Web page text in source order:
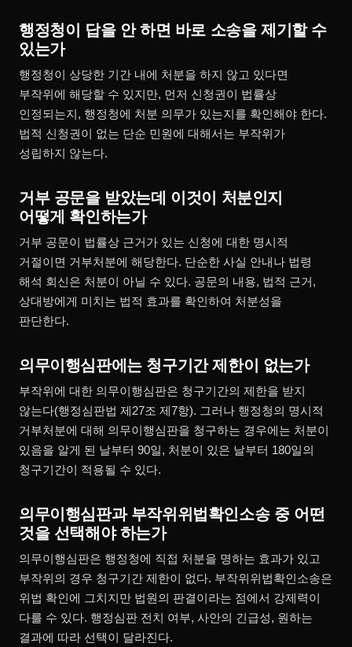
행정청이 답을 안 하면 바로 소송을 제기할 수
있는가
행정청이 상당한 기간 내에 처분을 하지 않고 있다면
부작위에 해당할 수 있지만, 먼저 신청권이 법률상
인정되는지, 행정청에 처분 의무가 있는지를 확인해야 한다.
법적 신청권이 없는 단순 민원에 대해서는 부작위가
성립하지 않는다.
거부 공문을 받았는데 이것이 처분인지
어떻게 확인하는가
거부 공문이 법률상 근거가 있는 신청에 대한 명시적
거절이면 거부처분에 해당한다. 단순한 사실 안내나 법령
해석 회신은 처분이 아닐 수 있다. 공문의 내용, 법적 근거,
상대방에게 미치는 법적 효과를 확인하여 처분성을
판단한다.
의무이행심판에는 청구기간 제한이 없는가
부작위에 대한 의무이행심판은 청구기간의 제한을 받지
않는다(행정심판법 제27조 제7항). 그러나 행정청의 명시적
거부처분에 대해 의무이행심판을 청구하는 경우에는 처분이
있음을 알게 된 날부터 90일, 처분이 있은 날부터 180일의
청구기간이 적용될 수 있다.
의무이행심판과 부작위위법확인소송 중 어떤
것을 선택해야 하는가
의무이행심판은 행정청에 직접 처분을 명하는 효과가 있고
부작위의 경우 청구기간 제한이 없다. 부작위위법확인소송은
위법 확인에 그치지만 법원의 판결이라는 점에서 강제력이
다를 수 있다. 행정심판 전치 여부, 사안의 긴급성, 원하는
결과에 따라 선택이 달라진다.